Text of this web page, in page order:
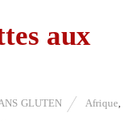
aux
GLUTEN Afrique